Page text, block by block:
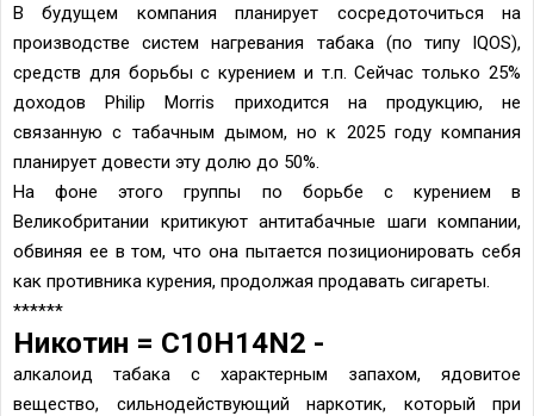
В будущем компания планирует сосредоточиться на
производстве систем нагревания табака (по типу IQOS),
средств для борьбы с курением и т.п. Сейчас только 25%
доходов Philip Morris приходится на продукцию, не
связанную с табачным дымом, но к 2025 году компания
планирует довести эту долю до 50%.
На фоне этого группы по борьбе с курением в
Великобритании критикуют антитабачные шаги компании,
обвиняя ее в том, что она пытается позиционировать себя
как противника курения, продолжая продавать сигареты.
******
Никотин = C10H14N2 -
алкалоид табака с характерным запахом, ядовитое
вещество, сильнодействующий наркотик, который при